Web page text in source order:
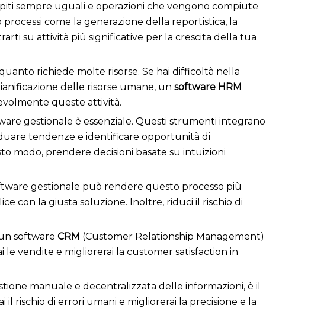
sempre uguali e operazioni che vengono compiute
come la generazione della reportistica, la
su attività più significative per la crescita della tua
richiede molte risorse. Se hai difficoltà nella
delle risorse umane, un software HRM
queste attività.
gestionale è essenziale. Questi strumenti integrano
tendenze e identificare opportunità di
modo, prendere decisioni basate su intuizioni
gestionale può rendere questo processo più
con la giusta soluzione. Inoltre, riduci il rischio di
software CRM (Customer Relationship Management)
le vendite e migliorerai la customer satisfaction in
manuale e decentralizzata delle informazioni, è il
il rischio di errori umani e migliorerai la precisione e la